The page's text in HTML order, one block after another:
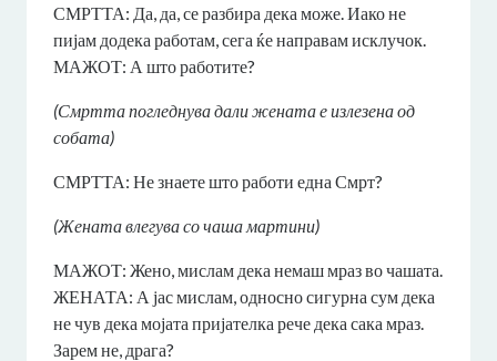
СМРТТА: Да, да, се разбира дека може. Иако не
пијам додека работам, сега ќе направам исклучок.
МАЖОТ: А што работите?
(Смртта погледнува дали жената е излезена од
собата)
СМРТТА: Не знаете што работи една Смрт?
(Жената влегува со чаша мартини)
МАЖОТ: Жено, мислам дека немаш мраз во чашата.
ЖЕНАТА: А јас мислам, односно сигурна сум дека
не чув дека мојата пријателка рече дека сака мраз.
Зарем не, драга?